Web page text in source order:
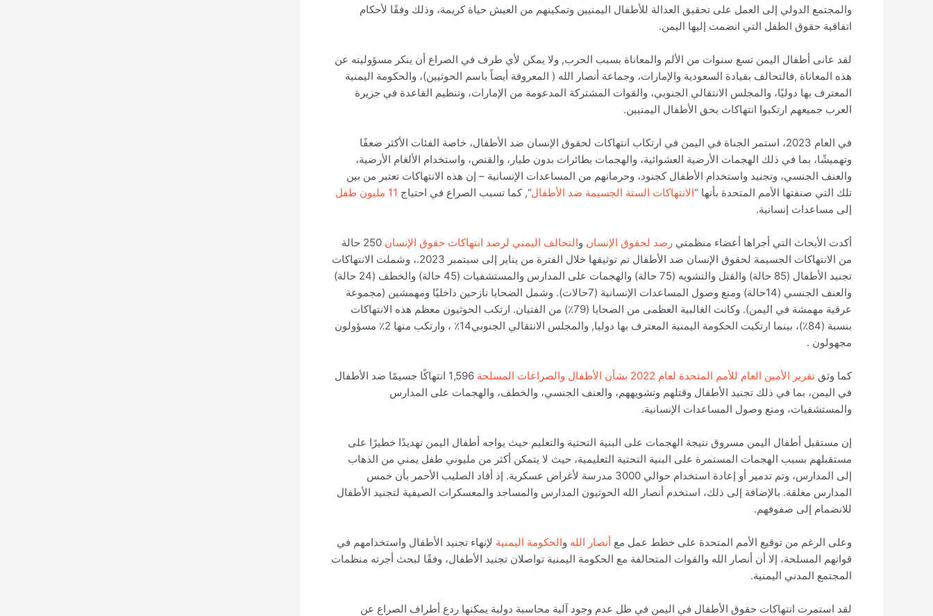
والمجتمع الدولي إلى العمل على تحقيق العدالة للأطفال اليمنيين وتمكينهم من العيش حياة كريمة، وذلك وفقًا لأحكام
اتفاقية حقوق الطفل التي انضمت إليها اليمن.
لقد عانى أطفال اليمن تسع سنوات من الألم والمعاناة بسبب الحرب, ولا يمكن لأي طرف في الصراع أن ينكر مسؤوليته عن
هذه المعاناة ,فالتحالف بقيادة السعودية والإمارات، وجماعة أنصار الله ( المعروفة أيضاً باسم الحوثيين)، والحكومة اليمنية
المعترف بها دوليًا، والمجلس الانتقالي الجنوبي، والقوات المشتركة المدعومة من الإمارات، وتنظيم القاعدة في جزيرة
العرب جميعهم ارتكبوا انتهاكات بحق الأطفال اليمنيين.
في العام 2023، استمر الجناة في اليمن في ارتكاب انتهاكات لحقوق الإنسان ضد الأطفال، خاصة الفئات الأكثر ضعفًا
وتهميشًا، بما في ذلك الهجمات الأرضية العشوائية، والهجمات بطائرات بدون طيار، والقنص، واستخدام الألغام الأرضية،
والعنف الجنسي، وتجنيد واستخدام الأطفال كجنود، وحرمانهم من المساعدات الإنسانية – إن هذه الانتهاكات تعتبر من بين
تلك التي صنفتها الأمم المتحدة بأنها “الانتهاكات الستة الجسيمة ضد الأطفال“, كما تسبب الصراع في احتياج 11 مليون طفل
إلى مساعدات إنسانية.
أكدت الأبحاث التي أجراها أعضاء منظمتي رصد لحقوق الإنسان والتحالف اليمني لرصد انتهاكات حقوق الإنسان
250 حالة
من الانتهاكات الجسيمة لحقوق الإنسان ضد الأطفال تم توثيقها خلال الفترة من يناير إلى سبتمبر 2023.، وشملت الانتهاكات
تجنيد الأطفال (85 حالة) والقتل والتشويه (75 حالة) والهجمات على المدارس والمستشفيات (45 حالة) والخطف (24 حالة)
والعنف الجنسي (14حالة) ومنع وصول المساعدات الإنسانية (7حالات). وشمل الضحايا نازحين داخليًا ومهمشين (مجموعة
عرقية مهمشة في اليمن). وكانت الغالبية العظمى من الضحايا (79٪) من الفتيان. ارتكب الحوثيون معظم هذه الانتهاكات
بنسبة (84٪)، بينما ارتكبت الحكومة اليمنية المعترف بها دوليا, والمجلس الانتقالي الجنوبي14٪ ، وارتكب منها 2٪ مسؤولون
مجهولون .
كما وثق تقرير الأمين العام للأمم المتحدة لعام 2022 بشأن الأطفال والصراعات المسلحة
1,596 انتهاكًا جسيمًا ضد الأطفال
في اليمن، بما في ذلك تجنيد الأطفال وقتلهم وتشويههم، والعنف الجنسي، والخطف، والهجمات على المدارس
والمستشفيات، ومنع وصول المساعدات الإنسانية.
إن مستقبل أطفال اليمن مسروق نتيجة الهجمات على البنية التحتية والتعليم حيث يواجه أطفال اليمن تهديدًا خطيرًا على
مستقبلهم بسبب الهجمات المستمرة على البنية التحتية التعليمية، حيث لا يتمكن أكثر من مليوني طفل يمني من الذهاب
إلى المدارس، وتم تدمير أو إعادة استخدام حوالي 3000 مدرسة لأغراض عسكرية. إذ أفاد الصليب الأحمر بأن خمس
المدارس مغلقة. بالإضافة إلى ذلك، استخدم أنصار الله الحوثيون المدارس والمساجد والمعسكرات الصيفية لتجنيد الأطفال
للانضمام إلى صفوفهم.
وعلى الرغم من توقيع الأمم المتحدة على خطط عمل مع أنصار الله والحكومة اليمنية لإنهاء تجنيد الأطفال واستخدامهم في
قواتهم المسلحة، إلا أن أنصار الله والقوات المتحالفة مع الحكومة اليمنية تواصلان تجنيد الأطفال، وفقًا لبحث أجرته منظمات
المجتمع المدني اليمنية.
لقد استمرت انتهاكات حقوق الأطفال في اليمن في ظل عدم وجود آلية محاسبة دولية يمكنها ردع أطراف الصراع عن